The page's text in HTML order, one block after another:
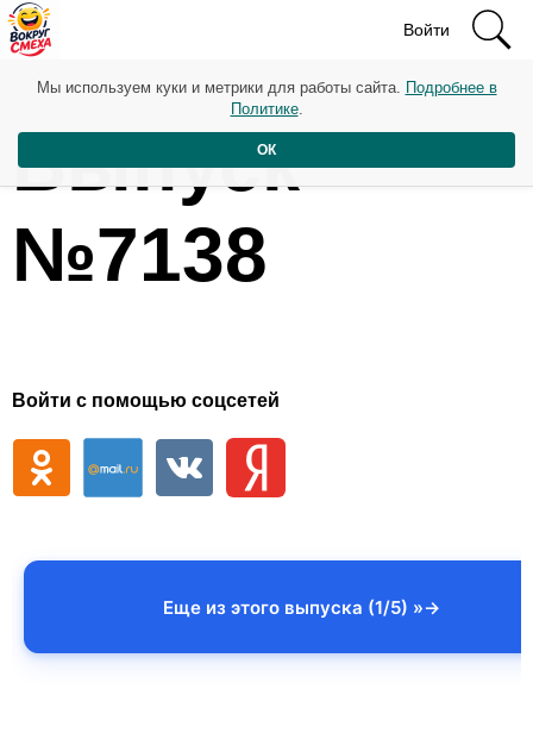
Войти
Выпуск
№7138
Войти с помощью соцсетей
Еще из этого выпуска (1/5) »
Мы используем куки и метрики для работы сайта. Подробнее в
Политике.
ОК